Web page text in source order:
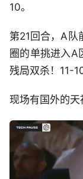
10。
第21回合，A队
圈的单挑进入A
残局双杀！11-10
现场有国外的天